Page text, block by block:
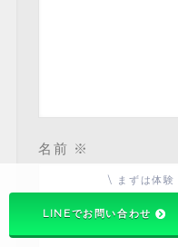
名前 ※
メール※
\ まずは体験
LINEでお問い合わせ